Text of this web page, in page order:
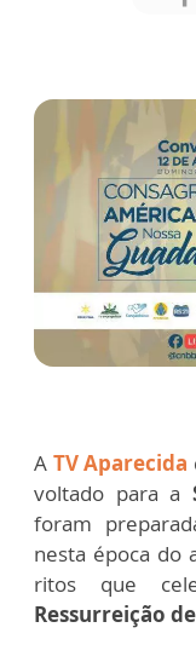
A TV Aparecida
voltado para a
foram
nesta época do
ritos que
Ressurreição